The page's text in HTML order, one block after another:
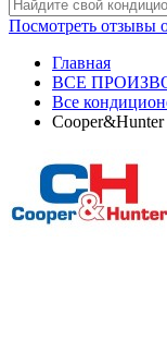
Посмотреть отзывы
Главная
ВСЕ
Все